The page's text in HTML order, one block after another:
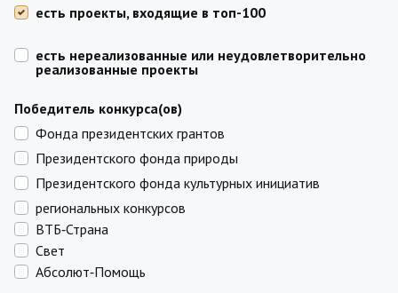
есть проекты, входящие в топ-100
есть нереализованные или неудовлетворительно
реализованные проекты
Победитель конкурса(ов)
Фонда президентских грантов
Президентского фонда природы
Президентского фонда культурных инициатив
региональных конкурсов
ВТБ‑Страна
Свет
Абсолют‑Помощь